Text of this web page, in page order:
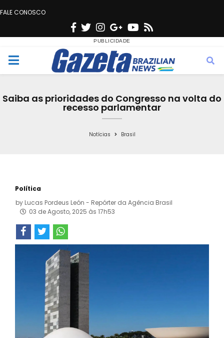
FALE CONOSCO
F
c
e
o
T
w
i
t
e
n
s
t
g
r
a
G
o
o
g
e
Y
u
t
b
s
M
Saiba as prioridades do Congresso na volta do
recesso parlamentar
Notícias Brasil
Política
by Lucas Pordeus León - Repórter da Agência Brasil
03 de Agosto, 2025 às 17h53